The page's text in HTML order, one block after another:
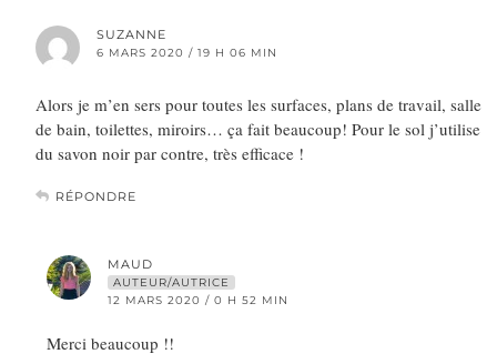
SUZANNE
6 MARS 2020 / 19 H 06 MIN
Alors je m’en sers pour toutes les surfaces, plans de travail, salle
de bain, toilettes, miroirs… ça fait beaucoup! Pour le sol j’utilise
du savon noir par contre, très efficace !
RÉPONDRE
MAUD
AUTEUR/AUTRICE
12 MARS 2020 / 0 H 52 MIN
Merci beaucoup !!